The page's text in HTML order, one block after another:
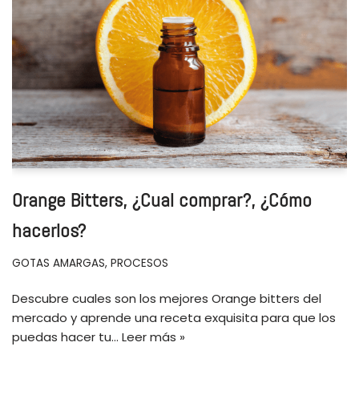
Orange Bitters, ¿Cual comprar?, ¿Cómo
hacerlos?
GOTAS AMARGAS, PROCESOS
Descubre cuales son los mejores Orange bitters del
mercado y aprende una receta exquisita para que los
puedas hacer tu… Leer más »